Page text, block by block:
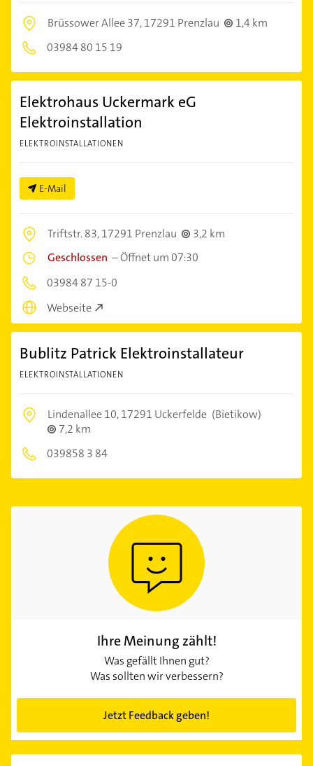
Brüssower Allee 37,17291 Prenzlau
1,4 km
03984 80 15 19
Elektrohaus Uckermark eG
Elektroinstallation
ELEKTROINSTALLATIONEN
E-Mail
Triftstr. 83,17291 Prenzlau
3,2 km
Geschlossen –Öffnet um 07:30
03984 87 15-0
Webseite
Bublitz Patrick Elektroinstallateur
ELEKTROINSTALLATIONEN
Lindenallee 10,17291 Uckerfelde (Bietikow)
7,2 km
039858 3 84
Ihre Meinung zählt!
Was gefällt Ihnen gut?
Was sollten wir verbessern?
Jetzt Feedback geben!